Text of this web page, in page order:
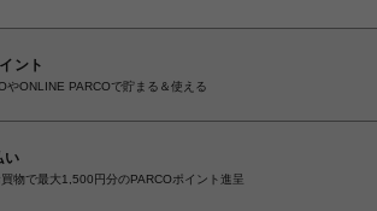
ント
やONLINE PARCOで貯まる＆使える
い
物で最大1,500円分のPARCOポイント進呈